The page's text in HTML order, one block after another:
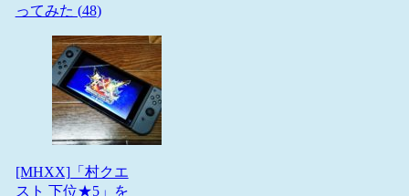
ってみた (48)
[MHXX]「村クエ
スト 下位★5」を